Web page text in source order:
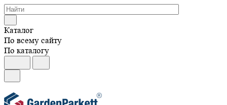
Каталог
По всему сайту
По каталогу